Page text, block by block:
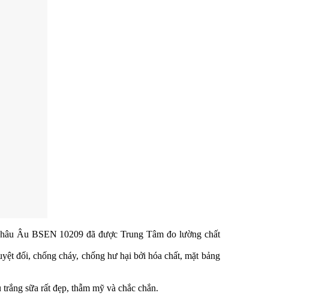
Âu BSEN 10209 đã được Trung Tâm đo lường chất
đối, chống cháy, chống hư hại bởi hóa chất, mặt bảng
sữa rất đẹp, thẫm mỹ và chắc chắn.